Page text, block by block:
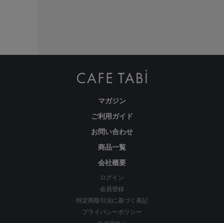
マガジン
ご利用ガイド
お問い合わせ
商品一覧
会社概要
ログイン
会員登録
特定商取引法に基づく表記
プライバシーポリシー